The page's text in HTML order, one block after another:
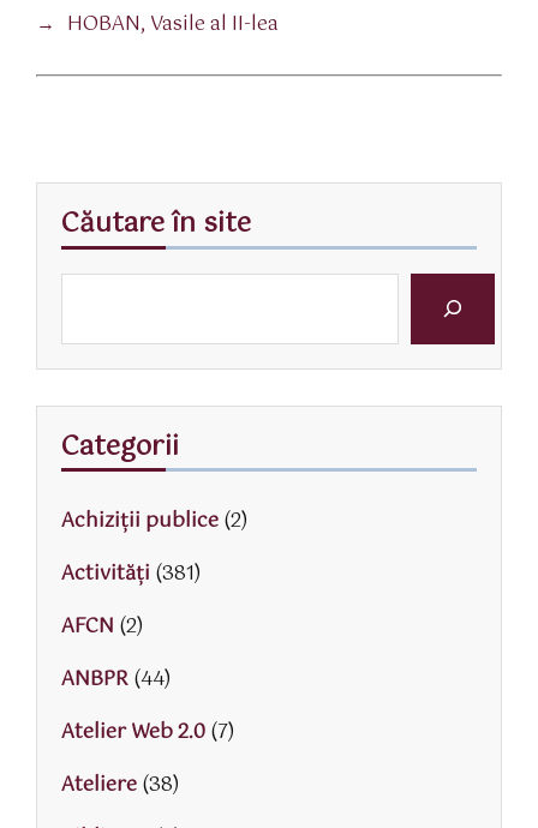
→ HOBAN, Vasile al II-lea
Căutare în site
Categorii
Achiziții publice(2)
Activităţi (381)
AFCN (2)
ANBPR(44)
Atelier Web 2.0(7)
Ateliere(38)